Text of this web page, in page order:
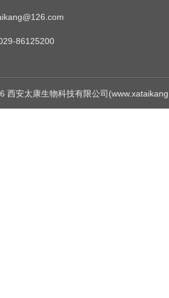
86125200
西安太康生物科技有限公司